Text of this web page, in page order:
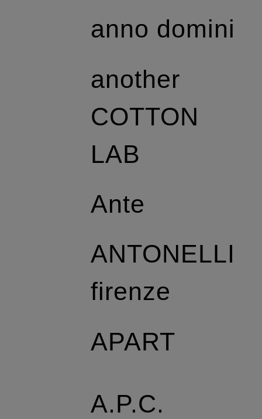
anno domini
another
COTTON
LAB
Ante
ANTONELLI
firenze
APART
A.P.C.